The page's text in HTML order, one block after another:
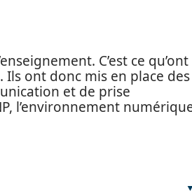
C’est ce qu’ont
Ils ont donc mis en place des
et de prise
l’environnement